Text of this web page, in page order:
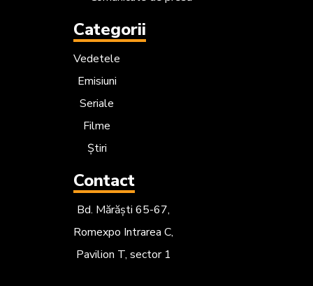
Categorii
Vedetele
Emisiuni
Seriale
Filme
Știri
Contact
Bd. Mărăști 65-67,
Romexpo Intrarea C,
Pavilion T, sector 1